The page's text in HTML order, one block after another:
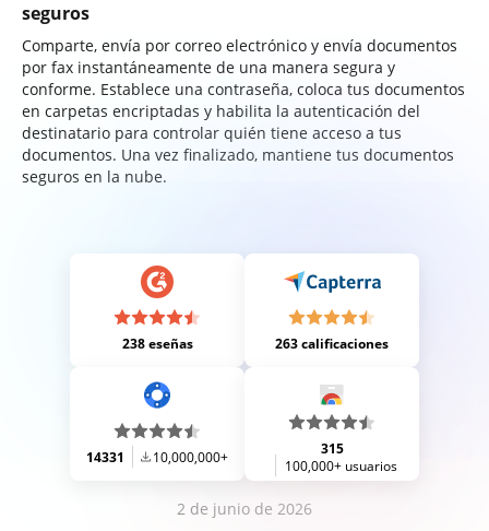
seguros
Comparte, envía por correo electrónico y envía documentos
por fax instantáneamente de una manera segura y
conforme. Establece una contraseña, coloca tus documentos
en carpetas encriptadas y habilita la autenticación del
destinatario para controlar quién tiene acceso a tus
documentos. Una vez finalizado, mantiene tus documentos
seguros en la nube.
238 eseñas 263 calificaciones
14331 10,000,000+
315
100,000+ usuarios
2 de junio de 2026